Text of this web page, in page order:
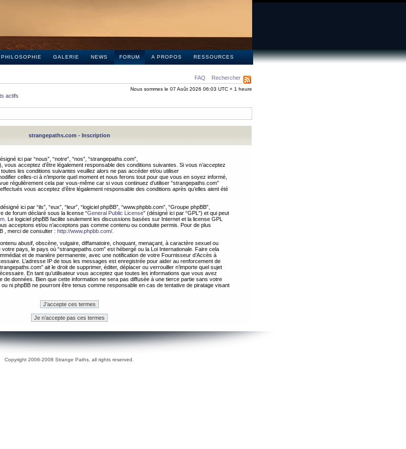
PHILOSOPHIE GALERIE NEWS FORUM A PROPOS RESSOURCES
FAQ Rechercher
Nous sommes le 07 Août 2026 06:03 UTC + 1 heure
actifs
strangepaths.com - Inscription
ici par “nous”, “notre”, “nos”, “strangepaths.com”,
vous acceptez d’être légalement responsable des conditions suivantes. Si vous n’acceptez
les conditions suivantes veuillez alors ne pas accéder et/ou utiliser
celles-ci à n’importe quel moment et nous ferons tout pour que vous en soyez informé,
régulièrement cela par vous-même car si vous continuez d’utiliser “strangepaths.com”
vous acceptez d’être légalement responsable des conditions après qu’elles aient été
ici par “ils”, “eux”, “leur”, “logiciel phpBB”, “www.phpbb.com”, “Groupe phpBB”,
de forum déclaré sous la license “General Public License” (désigné ici par “GPL”) et qui peut
. Le logiciel phpBB facilite seulement les discussions basées sur Internet et la license GPL
acceptons et/ou n’acceptons pas comme contenu ou conduite permis. Pour de plus
, merci de consulter : http://www.phpbb.com/
abusif, obscène, vulgaire, diffamatoire, choquant, menaçant, à caractère sexuel ou
pays, le pays où “strangepaths.com” est hébergé ou la Loi Internationale. Faire cela
et de manière permanente, avec une notification de votre Fournisseur d’Accès à
L’adresse IP de tous les messages est enregistrée pour aider au renforcement de
ait le droit de supprimer, éditer, déplacer ou verrouiller n’importe quel sujet
En tant qu’utilisateur vous acceptez que toutes les informations que vous avez
de données. Bien que cette information ne sera pas diffusée à une tierce partie sans votre
ni phpBB ne pourront être tenus comme responsable en cas de tentative de piratage visant
Copyright 2006-2008 Strange Paths, all rights reserved.